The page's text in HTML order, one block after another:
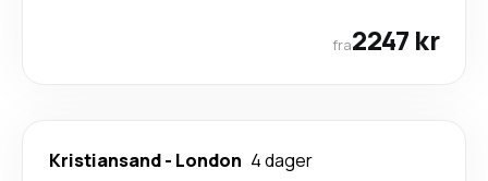
fra2247 kr
Kristiansand- London 4 dager